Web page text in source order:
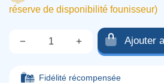
réserve de disponibilité founisseur)
− + Ajouter
Fidélité récompensée